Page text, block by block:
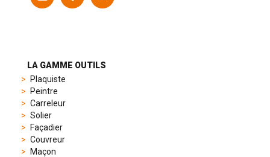
sporty
chronographs
elegant
watches.
LA GAMME OUTILS
Plaquiste
Peintre
Carreleur
Solier
Façadier
Couvreur
Maçon